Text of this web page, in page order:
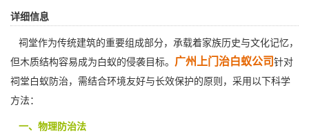
详细信息
祠堂作为传统建筑的重要组成部分，承载着家族历史与文化记忆，
但木质结构容易成为白蚁的侵袭目标。 广州上门治白蚁公司针对
祠堂白蚁防治，需结合环境友好与长效保护的原则，采用以下科学
方法：
一、物理防治法